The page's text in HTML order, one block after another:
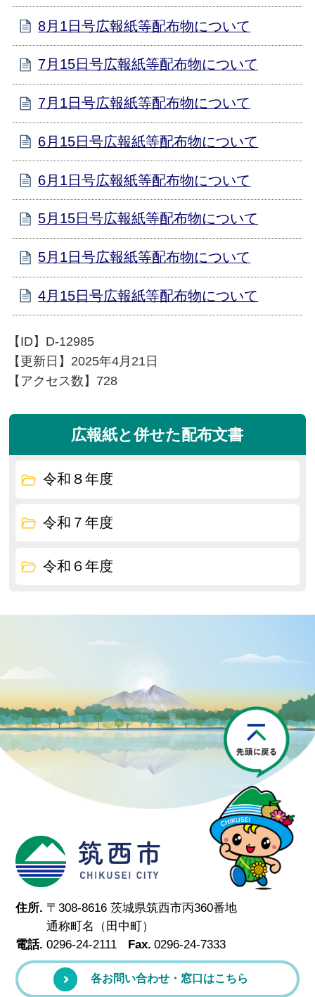
8月1日号広報紙等配布物について
7月15日号広報紙等配布物について
7月1日号広報紙等配布物について
6月15日号広報紙等配布物について
6月1日号広報紙等配布物について
5月15日号広報紙等配布物について
5月1日号広報紙等配布物について
4月15日号広報紙等配布物について
【ID】 D-12985
【更新日】 2025年4月21日
【アクセス数】 728
広報紙と併せた配布文書
令和８年度
令和７年度
令和６年度
筑西市
住所. 〒308-8616 茨城県筑西市丙360番地
通称町名（田中町）
電話. 0296-24-2111 Fax. 0296-24-7333
各お問い合わせ・窓口はこちら